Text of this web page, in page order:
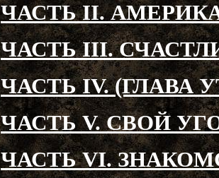
ЧАСТЬ II.
ЧАСТЬ III.
ЧАСТЬ IV. (ГЛАВА
ЧАСТЬ V. СВОЙ
ЧАСТЬ VI.